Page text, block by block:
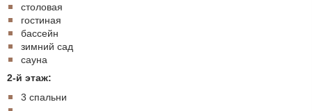
столовая
гостиная
бассейн
зимний сад
сауна
2-й этаж:
3 спальни